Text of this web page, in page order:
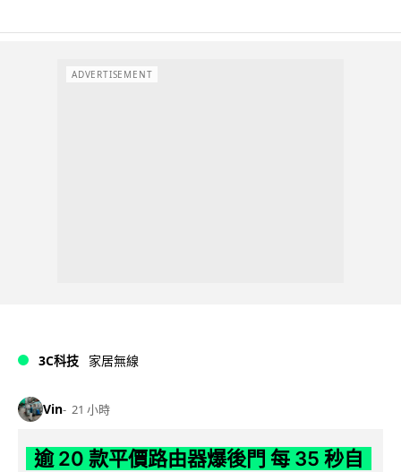
ADVERTISEMENT
3C科技 家居無線
Vin 21 小時
逾 20 款平價路由器爆後門 每 35 秒自